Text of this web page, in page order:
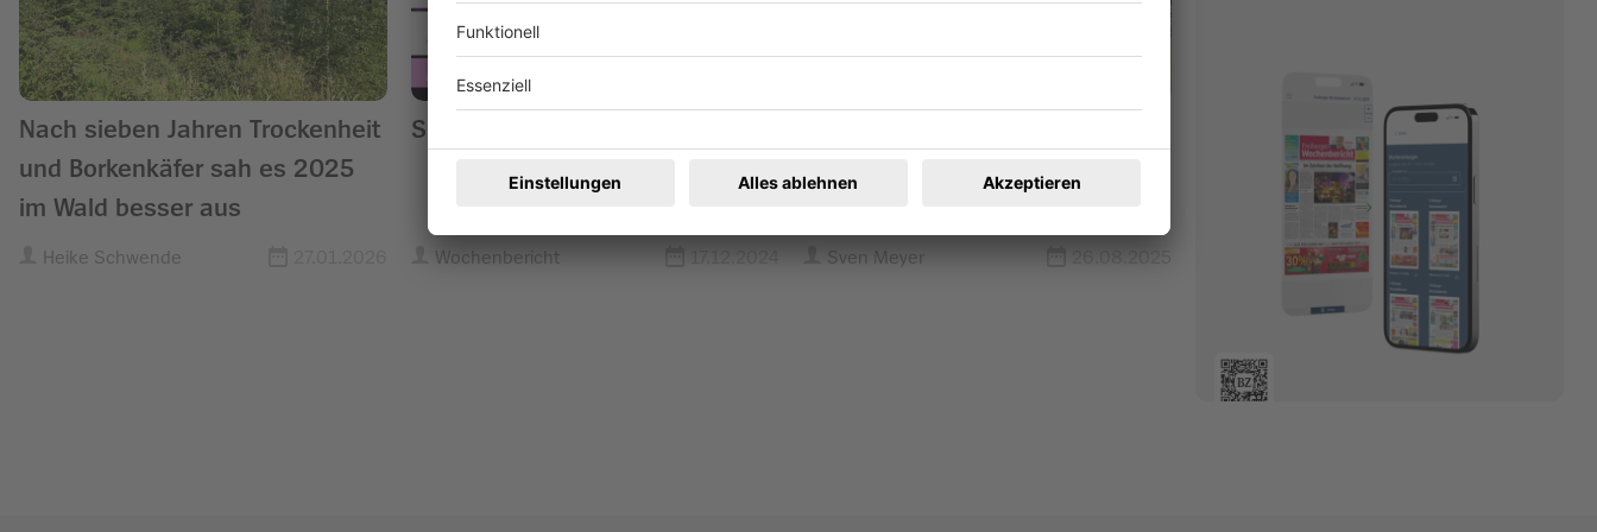
Nach sieben Jahren Trockenheit
und Borkenkäfer sah es 2025
im Wald besser aus
Heike Schwende
Sieben Tage, Sieben Termine
Wochenbericht 17.12.2024
Gesamtkunstwerk
Sven Meyer 26.08.2025